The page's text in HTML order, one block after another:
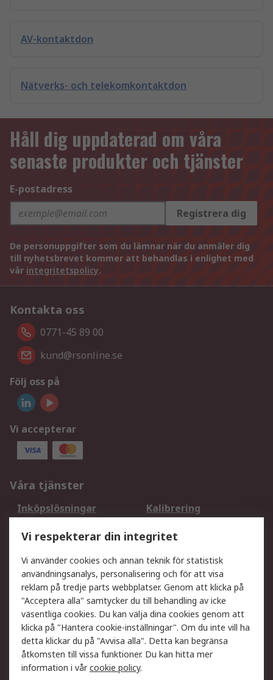
AV-kontaktdon
Nätverks- och telekomkontaktdon
Håll dig uppdaterad om våra
senaste produkter och tjänster
E-postadress
Registrera dig
De personuppgifter som du lämnar när du anmäler dig
till nyhetsbrevet kommer att behandlas i enlighet med
vår integritetspolicy.
Kontakta oss
0771-45 89 00
kund@rsonline.se
Följ oss på
Vi accepterar
Våra tjänster
Inköpslösningar
Kalibrering
DesignSpark
Teknisk Support
Ditt lokala säljteam
Exportlösningar
Support
Få hjälp
Retur av varor
Leverans
Spåra din order
Begär en fakturakopi
Fördelar med RS-konto
Betalningsalternativ
Vi respekterar din integritet
Vi använder cookies och annan teknik för statistisk
användningsanalys, personalisering och för att visa
reklam på tredje parts webbplatser. Genom att klicka på
"Acceptera alla" samtycker du till behandling av icke
väsentliga cookies. Du kan välja dina cookies genom att
klicka på "Hantera cookie-inställningar". Om du inte vill ha
detta klickar du på "Avvisa alla". Detta kan begränsa
åtkomsten till vissa funktioner. Du kan hitta mer
information i vårcookie policy.